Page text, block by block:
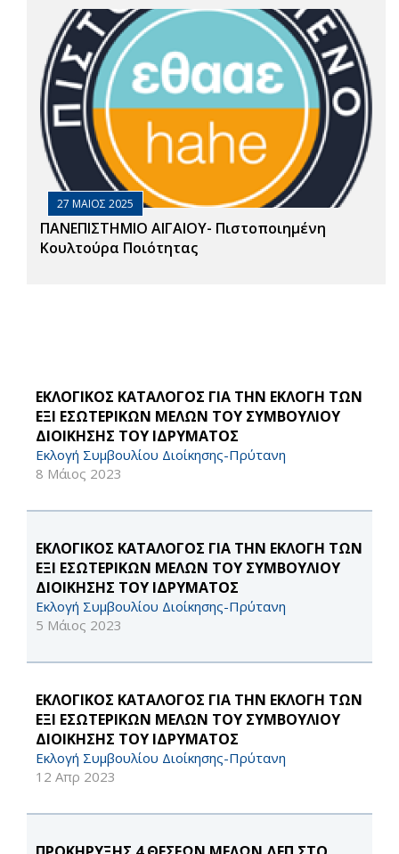
27 ΜΑΙΟΣ 2025
ΠΑΝΕΠΙΣΤΗΜΙΟ ΑΙΓΑΙΟΥ- Πιστοποιημένη
Κουλτούρα Ποιότητας
ΕΚΛΟΓΙΚΟΣ ΚΑΤΑΛΟΓΟΣ ΓΙΑ ΤΗΝ ΕΚΛΟΓΗ ΤΩΝ
ΕΞΙ ΕΣΩΤΕΡΙΚΩΝ ΜΕΛΩΝ ΤΟΥ ΣΥΜΒΟΥΛΙΟΥ
ΔΙΟΙΚΗΣΗΣ ΤΟΥ ΙΔΡΥΜΑΤΟΣ
Εκλογή Συμβουλίου Διοίκησης-Πρύτανη
8 Μάιος 2023
ΕΚΛΟΓΙΚΟΣ ΚΑΤΑΛΟΓΟΣ ΓΙΑ ΤΗΝ ΕΚΛΟΓΗ ΤΩΝ
ΕΞΙ ΕΣΩΤΕΡΙΚΩΝ ΜΕΛΩΝ ΤΟΥ ΣΥΜΒΟΥΛΙΟΥ
ΔΙΟΙΚΗΣΗΣ ΤΟΥ ΙΔΡΥΜΑΤΟΣ
Εκλογή Συμβουλίου Διοίκησης-Πρύτανη
5 Μάιος 2023
ΕΚΛΟΓΙΚΟΣ ΚΑΤΑΛΟΓΟΣ ΓΙΑ ΤΗΝ ΕΚΛΟΓΗ ΤΩΝ
ΕΞΙ ΕΣΩΤΕΡΙΚΩΝ ΜΕΛΩΝ ΤΟΥ ΣΥΜΒΟΥΛΙΟΥ
ΔΙΟΙΚΗΣΗΣ ΤΟΥ ΙΔΡΥΜΑΤΟΣ
Εκλογή Συμβουλίου Διοίκησης-Πρύτανη
12 Απρ 2023